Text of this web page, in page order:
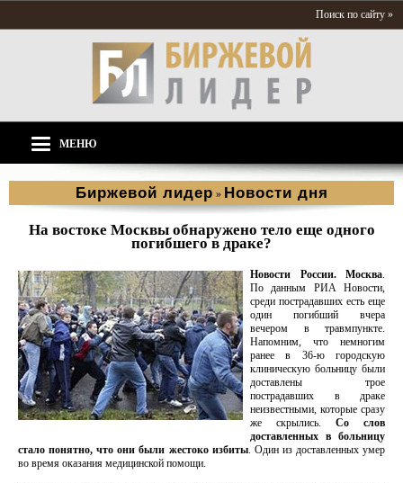
Поиск по сайту »
МЕНЮ
Биржевой лидер » Новости дня
На востоке Москвы обнаружено тело еще одного
погибшего в драке?
Новости России. Москва.
По данным РИА Новости,
среди пострадавших есть еще
один погибший вчера
вечером в травмпункте.
Напомним, что немногим
ранее в 36-ю городскую
клиническую больницу были
доставлены трое
пострадавших в драке
неизвестными, которые сразу
же скрылись. Со слов
доставленных в больницу
стало понятно, что они были жестоко избиты. Один из доставленных умер
во время оказания медицинской помощи.